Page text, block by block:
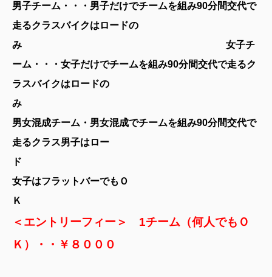
男子チーム・・・男子だけでチームを組み90分間交代で
走るクラスバイクはロードの
み 女子チ
ーム・・・女子だけでチームを組み90分間交代で走るク
ラスバイクはロードの
み
男女混成チーム・男女混成でチームを組み90分間交代で
走るクラス男子はロー
ド
女子はフラットバーでもＯ
Ｋ
＜エントリーフィー＞ 1チーム（何人でもＯ
Ｋ）・・￥８０００